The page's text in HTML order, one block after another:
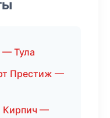
Тула
Престиж —
Кирпич —